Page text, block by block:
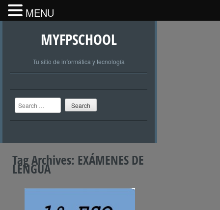
MYFPSCHOOL
Tu sitio de informática y tecnología
Search
Tag Archives: EXÁMENES DE
LENGUA
MENU